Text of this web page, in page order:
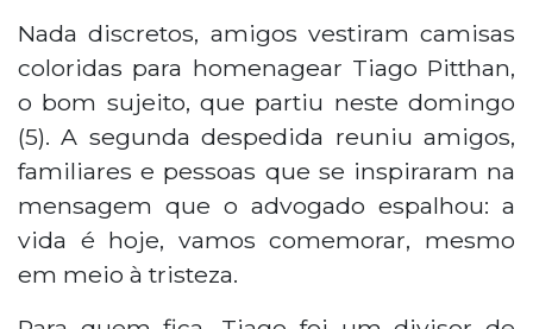
Nada discretos, amigos vestiram camisas
coloridas para homenagear Tiago Pitthan,
o bom sujeito, que partiu neste domingo
(5). A segunda despedida reuniu amigos,
familiares e pessoas que se inspiraram na
mensagem que o advogado espalhou: a
vida é hoje, vamos comemorar, mesmo
em meio à tristeza.